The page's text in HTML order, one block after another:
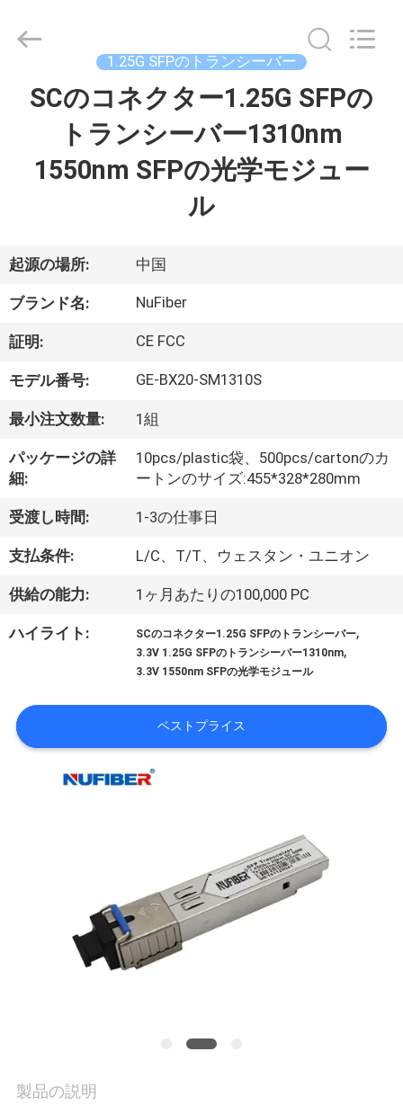
ク
ト
私
達
つ
い
て
工
場
行
絡
Shenzhen
Fivision
1.25G SFPのトランシーバー
SCのコネクター1.25G SFPの
トランシーバー1310nm
1550nm SFPの光学モジュー
ル
起源の場所: 中国
ブランド名: NuFiber
証明: CE FCC
モデル番号: GE-BX20-SM1310S
最小注文数量: 1組
パッケージの詳
細:
10pcs/plastic袋、500pcs/cartonのカ
ートンのサイズ:455*328*280mm
受渡し時間: 1-3の仕事日
支払条件: L/C、T/T、ウェスタン・ユニオン
供給の能力: 1ヶ月あたりの100,000 PC
ハイライト: SCのコネクター1.25G SFPのトランシーバー,
3.3V 1.25G SFPのトランシーバー1310nm,
3.3V 1550nm SFPの光学モジュール
ベストプライス
製品の説明